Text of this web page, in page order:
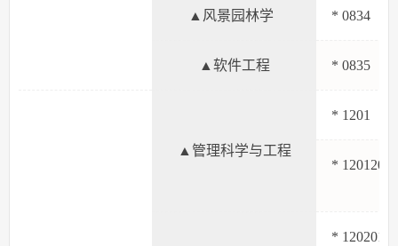
▲风景园林学 *
▲软件工程 *
▲管理科学与工程
*
* 120120
* 120201